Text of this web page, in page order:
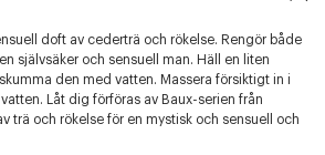
doft av cederträ och rökelse. Rengör både
självsäker och sensuell man. Häll en liten
den med vatten. Massera försiktigt in i
Låt dig förföras av Baux-serien från
trä och rökelse för en mystisk och sensuell och